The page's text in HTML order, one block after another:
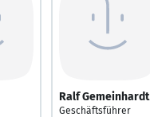
Ralf Gemeinhardt
Geschäftsführer